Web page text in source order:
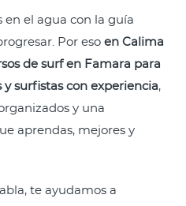
el agua con la guía
Por eso en Calima
de surf en Famara para
surfistas con experiencia,
y una
aprendas, mejores y
te ayudamos a